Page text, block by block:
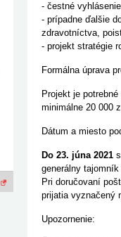
- čestné
- prípadne ďalšie
zdravotníctva,
- projekt stratégie
Formálna úprava
Projekt je
minimálne 20 000
Dátum a miesto
Do 23. júna 2021
generálny
Pri doručovaní
prijatia vyznačený
Upozornenie: